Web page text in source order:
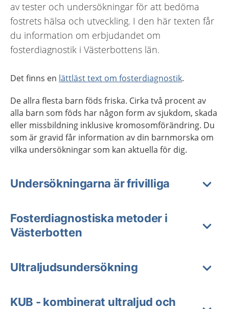
av tester och undersökningar för att bedöma
fostrets hälsa och utveckling. I den här texten får
du information om erbjudandet om
fosterdiagnostik i Västerbottens län.
Det finns en lättläst text om fosterdiagnostik.
De allra flesta barn föds friska. Cirka två procent av
alla barn som föds har någon form av sjukdom, skada
eller missbildning inklusive kromosomförändring. Du
som är gravid får information av din barnmorska om
vilka undersökningar som kan aktuella för dig.
Undersökningarna är frivilliga
Fosterdiagnostiska metoder i
Västerbotten
Ultraljudsundersökning
KUB - kombinerat ultraljud och